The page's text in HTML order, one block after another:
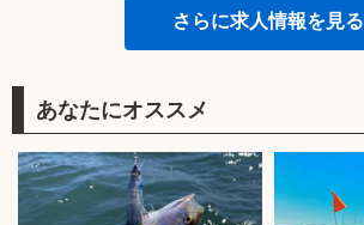
さらに求人情報を見る
あなたにオススメ